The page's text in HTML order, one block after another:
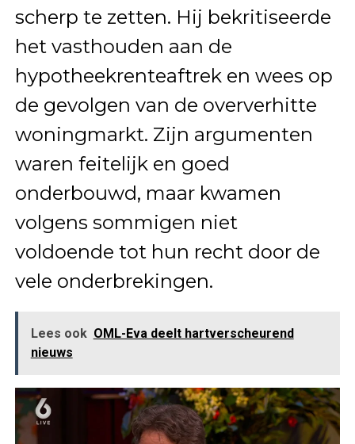
scherp te zetten. Hij bekritiseerde
het vasthouden aan de
hypotheekrenteaftrek en wees op
de gevolgen van de oververhitte
woningmarkt. Zijn argumenten
waren feitelijk en goed
onderbouwd, maar kwamen
volgens sommigen niet
voldoende tot hun recht door de
vele onderbrekingen.
Lees ook OML-Eva deelt hartverscheurend
nieuws